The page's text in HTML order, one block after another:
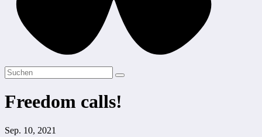
Freedom calls!
Sep. 10, 2021